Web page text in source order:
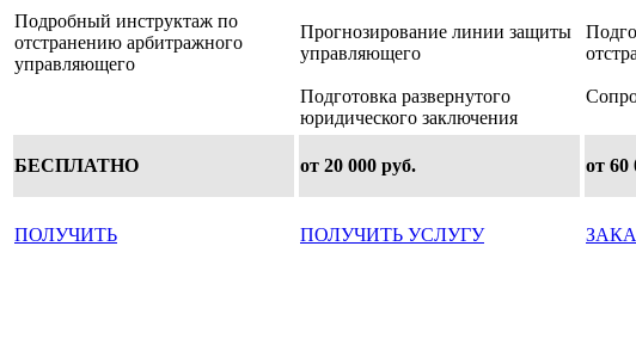
Подробный инструктаж по
отстранению арбитражного
управляющего
Прогнозирование линии защиты
управляющего
Подготовка развернутого
юридического заключения
БЕСПЛАТНО от 20 000 руб. от 60
ПОЛУЧИТЬ ПОЛУЧИТЬ УСЛУГУ